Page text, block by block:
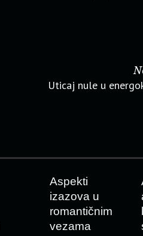
Uticaj nule u
Aspekti
izazova u
romantičnim
vezama